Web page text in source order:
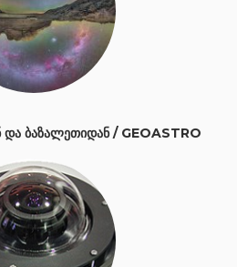
ᲓᲐ ᲑᲐᲖᲐᲚᲔᲗᲘᲓᲐᲜ / GEOASTRO